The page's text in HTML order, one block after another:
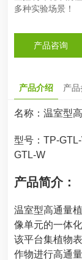
多种实验场景！
产品咨询
产品介绍 产品
名称：温室型
型号：TP-
GTL-W
产品简介：
温室型高通量
像单元的一体
该平台集植物
作物进行高通